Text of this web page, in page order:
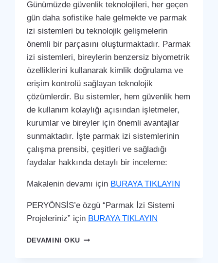
Günümüzde güvenlik teknolojileri, her geçen
gün daha sofistike hale gelmekte ve parmak
izi sistemleri bu teknolojik gelişmelerin
önemli bir parçasını oluşturmaktadır. Parmak
izi sistemleri, bireylerin benzersiz biyometrik
özelliklerini kullanarak kimlik doğrulama ve
erişim kontrolü sağlayan teknolojik
çözümlerdir. Bu sistemler, hem güvenlik hem
de kullanım kolaylığı açısından işletmeler,
kurumlar ve bireyler için önemli avantajlar
sunmaktadır. İşte parmak izi sistemlerinin
çalışma prensibi, çeşitleri ve sağladığı
faydalar hakkında detaylı bir inceleme:
Makalenin devamı için BURAYA TIKLAYIN
PERYÖNSİS’e özgü “Parmak İzi Sistemi
Projeleriniz” için BURAYA TIKLAYIN
DEVAMINI OKUÇUKUROVA